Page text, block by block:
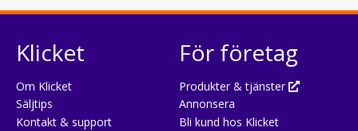
Klicket
Om Klicket
Säljtips
Kontakt & support
För företag
Produkter & tjänster
Annonsera
Bli kund hos Klicket